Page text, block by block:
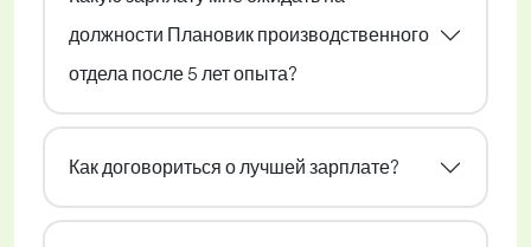
должности Плановик производственного
отдела после 5 лет опыта?
Как договориться о лучшей зарплате?